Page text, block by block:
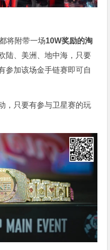
将附带一场10W奖励的淘
陆、美洲、地中海，只要
参加该场金手链赛即可自
，只要有参与卫星赛的玩